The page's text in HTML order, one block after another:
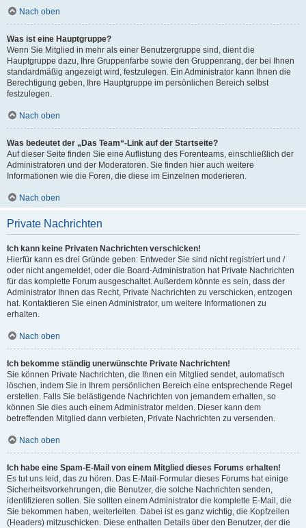
Nach oben
Was ist eine Hauptgruppe?
Wenn Sie Mitglied in mehr als einer Benutzergruppe sind, dient die
Hauptgruppe dazu, Ihre Gruppenfarbe sowie den Gruppenrang, der bei Ihnen
standardmäßig angezeigt wird, festzulegen. Ein Administrator kann Ihnen die
Berechtigung geben, Ihre Hauptgruppe im persönlichen Bereich selbst
festzulegen.
Nach oben
Was bedeutet der „Das Team“-Link auf der Startseite?
Auf dieser Seite finden Sie eine Auflistung des Forenteams, einschließlich der
Administratoren und der Moderatoren. Sie finden hier auch weitere
Informationen wie die Foren, die diese im Einzelnen moderieren.
Nach oben
Private Nachrichten
Ich kann keine Privaten Nachrichten verschicken!
Hierfür kann es drei Gründe geben: Entweder Sie sind nicht registriert und /
oder nicht angemeldet, oder die Board-Administration hat Private Nachrichten
für das komplette Forum ausgeschaltet. Außerdem könnte es sein, dass der
Administrator Ihnen das Recht, Private Nachrichten zu verschicken, entzogen
hat. Kontaktieren Sie einen Administrator, um weitere Informationen zu
erhalten.
Nach oben
Ich bekomme ständig unerwünschte Private Nachrichten!
Sie können Private Nachrichten, die Ihnen ein Mitglied sendet, automatisch
löschen, indem Sie in Ihrem persönlichen Bereich eine entsprechende Regel
erstellen. Falls Sie belästigende Nachrichten von jemandem erhalten, so
können Sie dies auch einem Administrator melden. Dieser kann dem
betreffenden Mitglied dann verbieten, Private Nachrichten zu versenden.
Nach oben
Ich habe eine Spam-E-Mail von einem Mitglied dieses Forums erhalten!
Es tut uns leid, das zu hören. Das E-Mail-Formular dieses Forums hat einige
Sicherheitsvorkehrungen, die Benutzer, die solche Nachrichten senden,
identifizieren sollen. Sie sollten einem Administrator die komplette E-Mail, die
Sie bekommen haben, weiterleiten. Dabei ist es ganz wichtig, die Kopfzeilen
(Headers) mitzuschicken. Diese enthalten Details über den Benutzer, der die